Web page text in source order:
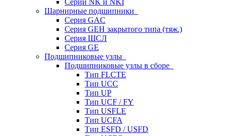
Серии NK и NKI
Шарнирные подшипники
Серия GAC
Серия GEH закрытого типа (тяж.)
Серия ШСЛ
Серия GE
Подшипниковые узлы
Подшипниковые узлы в сборе
Тип FLCTE
Тип UCC
Тип UP
Тип UCF / FY
Тип USFLE
Тип UCFA
Тип ESFD / USFD